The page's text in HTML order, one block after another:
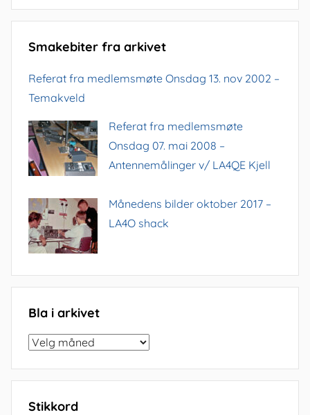
Smakebiter fra arkivet
Referat fra medlemsmøte Onsdag 13. nov 2002 –
Temakveld
Referat fra medlemsmøte
Onsdag 07. mai 2008 –
Antennemålinger v/ LA4QE Kjell
Månedens bilder oktober 2017 –
LA4O shack
Bla i arkivet
Bla
arkivet
Stikkord